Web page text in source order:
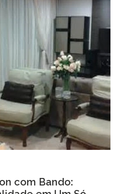
com Bando: